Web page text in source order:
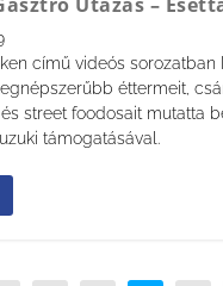
című videós sorozatban
éttermeit,
street foodosait mutatta
támogatásával.